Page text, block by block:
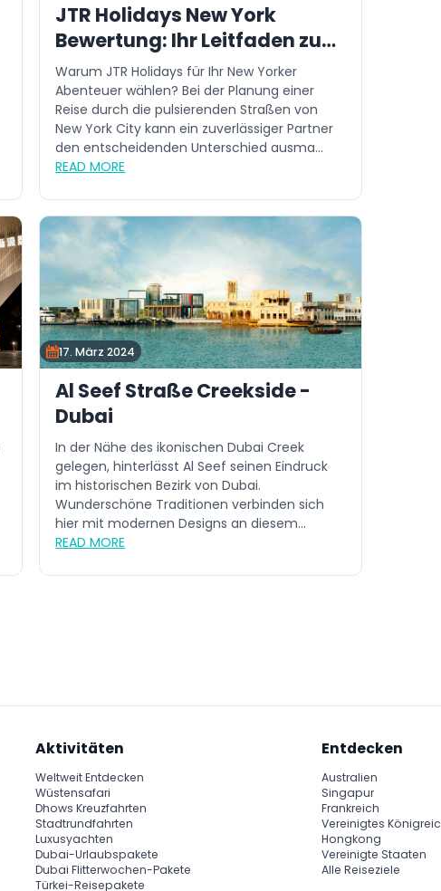
JTR Holidays New York
Bewertung: Ihr Leitfaden zum
Big Apple
Warum JTR Holidays für Ihr New Yorker
Abenteuer wählen? Bei der Planung einer
Reise durch die pulsierenden Straßen von
New York City kann ein zuverlässiger Partner
den entscheidenden Unterschied ausma...
READ MORE
17. März 2024
Al Seef Straße Creekside -
Dubai
In der Nähe des ikonischen Dubai Creek
gelegen, hinterlässt Al Seef seinen Eindruck
im historischen Bezirk von Dubai.
Wunderschöne Traditionen verbinden sich
hier mit modernen Designs an diesem
neuen...
READ MORE
Aktivitäten
Weltweit Entdecken
Wüstensafari
Dhows Kreuzfahrten
Stadtrundfahrten
Luxusyachten
Dubai-Urlaubspakete
Dubai Flitterwochen-Pakete
Türkei-Reisepakete
Entdecken
Australien
Singapur
Frankreich
Vereinigtes
Hongkong
Vereinigte Staaten
Alle Reiseziele